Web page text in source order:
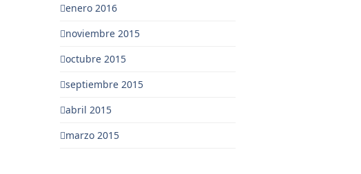
enero 2016
noviembre 2015
octubre 2015
septiembre 2015
abril 2015
marzo 2015